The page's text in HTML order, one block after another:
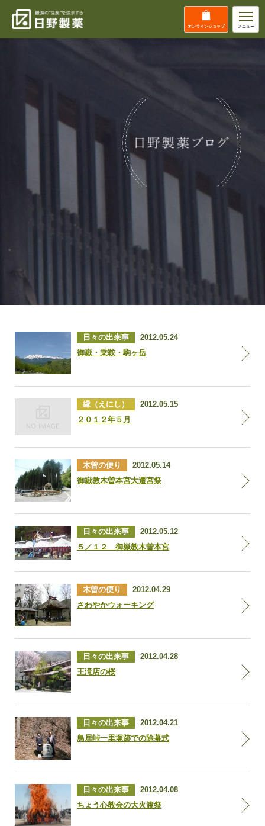
オンラインショップ メニュー
日々の出来事
2012.05.24
御嶽・乗鞍・駒ヶ岳
縁（えにし）
2012.05.15
２０１２年５月
木曽の便り
2012.05.14
御嶽教木曽本宮大遷宮祭
日々の出来事
2012.05.12
５／１２ 御嶽教木曽本宮
木曽の便り
2012.04.29
さわやかウォーキング
日々の出来事
2012.04.28
王滝店の桜
日々の出来事
2012.04.21
鳥居峠一里塚跡での除幕式
日々の出来事
2012.04.08
ちょう心教会の大火渡祭